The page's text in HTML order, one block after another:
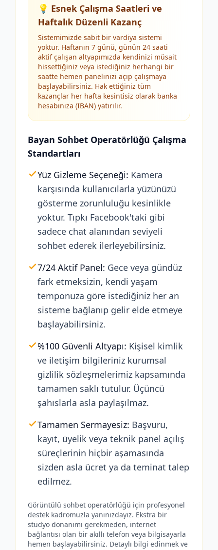
💡 Esnek Çalışma Saatleri ve
Haftalık Düzenli Kazanç
Sistemimizde sabit bir vardiya sistemi
yoktur. Haftanın 7 günü, günün 24 saati
aktif çalışan altyapımızda kendinizi müsait
hissettiğiniz veya istediğiniz herhangi bir
saatte hemen panelinizi açıp çalışmaya
başlayabilirsiniz. Hak ettiğiniz tüm
kazançlar her hafta kesintisiz olarak banka
hesabınıza (IBAN) yatırılır.
Bayan Sohbet Operatörlüğü Çalışma
Standartları
Yüz Gizleme Seçeneği: Kamera
karşısında kullanıcılarla yüzünüzü
gösterme zorunluluğu kesinlikle
yoktur. Tıpkı Facebook'taki gibi
sadece chat alanından seviyeli
sohbet ederek ilerleyebilirsiniz.
7/24 Aktif Panel: Gece veya gündüz
fark etmeksizin, kendi yaşam
temponuza göre istediğiniz her an
sisteme bağlanıp gelir elde etmeye
başlayabilirsiniz.
%100 Güvenli Altyapı: Kişisel kimlik
ve iletişim bilgileriniz kurumsal
gizlilik sözleşmelerimiz kapsamında
tamamen saklı tutulur. Üçüncü
şahıslarla asla paylaşılmaz.
Tamamen Sermayesiz: Başvuru,
kayıt, üyelik veya teknik panel açılış
süreçlerinin hiçbir aşamasında
sizden asla ücret ya da teminat talep
edilmez.
Görüntülü sohbet operatörlüğü için profesyonel
destek kadromuzla yanınızdayız. Ekstra bir
stüdyo donanımı gerekmeden, internet
bağlantısı olan bir akıllı telefon veya bilgisayarla
hemen başlayabilirsiniz. Detaylı bilgi edinmek ve